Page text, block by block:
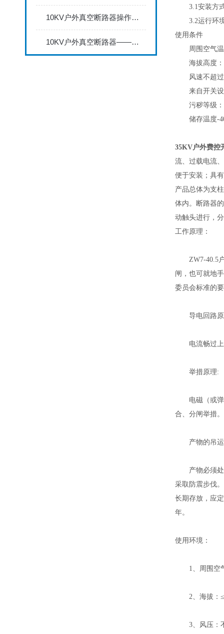
10KV户外真空断路器操作全流程：安装调试、分合闸操作与状态检查
10KV户外真空断路器——保障电力系统可靠供电的重要设备
3.1安装方式
3.2运行环境:
使用条件
周围空气温
海拔高度：
风速不超过
来自开关设
污秽等级：
储存温度-
35KV户外费控
流、过载电流
便于安装；具
产品总体为支
体内。断路器
动触头进行，
工作原理：
ZW7-40.5户
闸，也可就地
委员会标准的
导电回路原
电流畅过上
举措原理:
电磁（或弹簧
合、分闸举措。
产物的吊运
产物必须处于
采取防震步伐
长期存放，应
年。
使用环境：
1、周围空气
2、海拔：
3、风压：不